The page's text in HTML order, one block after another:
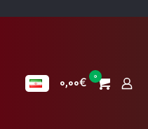
0
0,00€